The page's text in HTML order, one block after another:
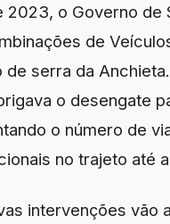
2023, o Governo de
de
de serra da
o desengate
o número de
no trajeto até
intervenções vão